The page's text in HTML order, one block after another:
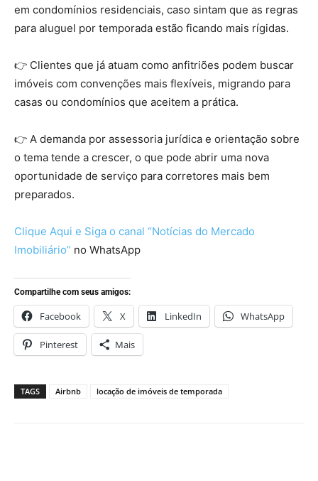
em condomínios residenciais, caso sintam que as regras
para aluguel por temporada estão ficando mais rígidas.
👉 Clientes que já atuam como anfitriões podem buscar
imóveis com convenções mais flexíveis, migrando para
casas ou condomínios que aceitem a prática.
👉 A demanda por assessoria jurídica e orientação sobre
o tema tende a crescer, o que pode abrir uma nova
oportunidade de serviço para corretores mais bem
preparados.
Clique Aqui e Siga o canal “Notícias do Mercado
Imobiliário” no WhatsApp
Compartilhe com seus amigos:
Facebook X LinkedIn WhatsApp
Pinterest Mais
TAGS Airbnb locação de imóveis de temporada